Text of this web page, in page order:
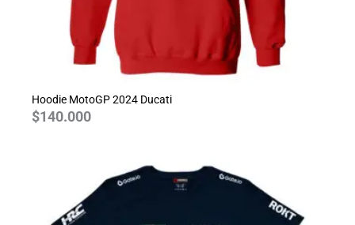
Hoodie MotoGP 2024 Ducati
$140.000